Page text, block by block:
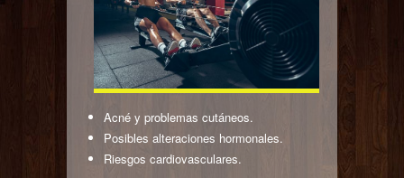
Acné y problemas cutáneos.
Posibles alteraciones hormonales.
Riesgos cardiovasculares.